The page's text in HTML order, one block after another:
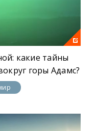
какие тайны
горы Адамс?